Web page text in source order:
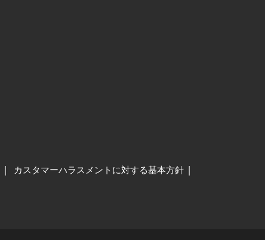
カスタマーハラスメントに対する基本方針